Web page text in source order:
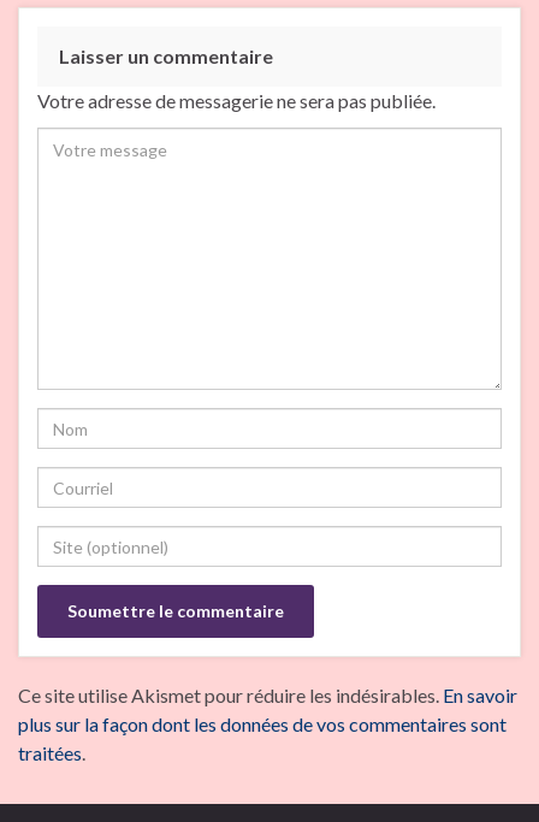
Laisser un commentaire
Votre adresse de messagerie ne sera pas publiée.
Ce site utilise Akismet pour réduire les indésirables. En savoir
plus sur la façon dont les données de vos commentaires sont
traitées.